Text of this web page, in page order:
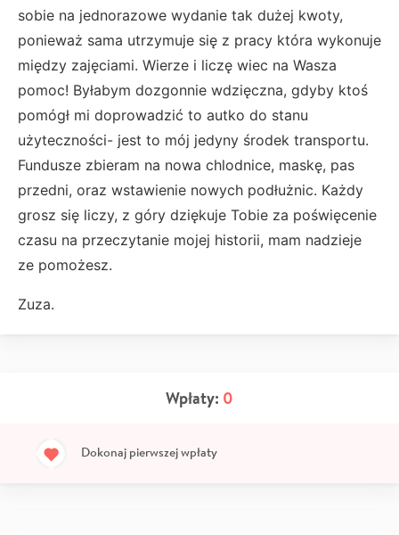
sobie na jednorazowe wydanie tak dużej kwoty,
ponieważ sama utrzymuje się z pracy która wykonuje
między zajęciami. Wierze i liczę wiec na Wasza
pomoc! Byłabym dozgonnie wdzięczna, gdyby ktoś
pomógł mi doprowadzić to autko do stanu
użyteczności- jest to mój jedyny środek transportu.
Fundusze zbieram na nowa chlodnice, maskę, pas
przedni, oraz wstawienie nowych podłużnic. Każdy
grosz się liczy, z góry dziękuje Tobie za poświęcenie
czasu na przeczytanie mojej historii, mam nadzieje
ze pomożesz.
Zuza.
Wpłaty: 0
Dokonaj pierwszej wpłaty